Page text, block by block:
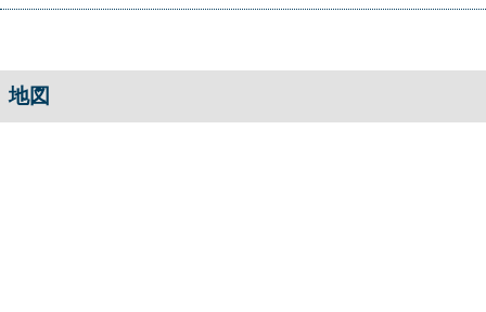
地図